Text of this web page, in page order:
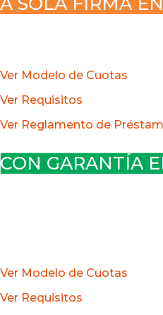
Ver Modelo de Cuotas
Ver Requisitos
Ver Reglamento de
CON GARANTÍA
Ver Modelo de Cuotas
Ver Requisitos